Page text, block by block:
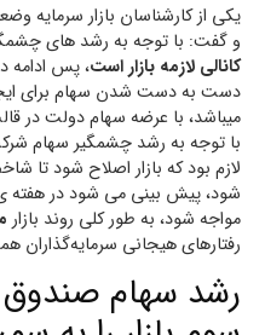
یکی از کارشناسان بازار سرمایه
و گفت: با توجه به رشد های
کانالی لازمه بازار است، پس ادامه
دست به دست شدن سهام برای
میباشد، با عرضه سهام دولت در
با توجه به رشد چشمگیر سهام
لازم بود که بازار اصلاح شود تا
شود، پیش بینی می شود در هفته
مواجه شود، به طور کلی روند بازار
رفتارهای هیجانی سرمایه‌گذاران
رشد سهام صندوق